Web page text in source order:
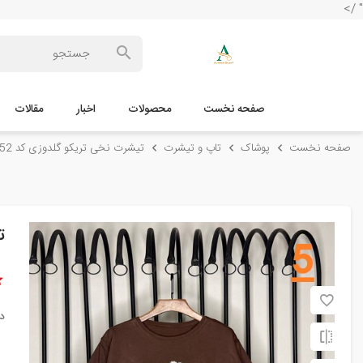
" />
صفحه نخست محصولات اخبار مقالات
صفحه نخست پوشاک تاپ و تیشرت تیشرت نخی تریکو گلدوزی کد 5052